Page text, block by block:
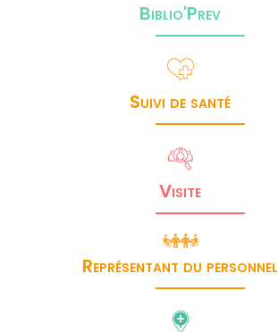
Biblio'Prev
Suivi de santé
Visite
Représentant du personnel